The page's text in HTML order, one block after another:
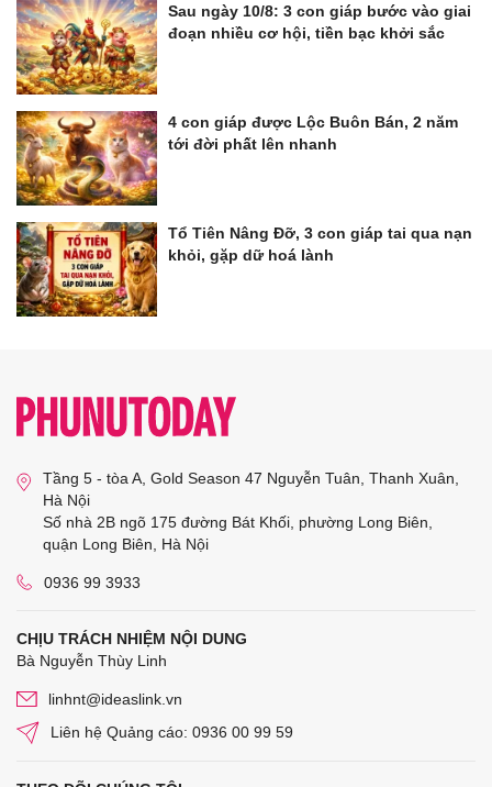
Sau ngày 10/8: 3 con giáp bước vào giai
đoạn nhiều cơ hội, tiền bạc khởi sắc
4 con giáp được Lộc Buôn Bán, 2 năm
tới đời phất lên nhanh
Tổ Tiên Nâng Đỡ, 3 con giáp tai qua nạn
khỏi, gặp dữ hoá lành
Tầng 5 - tòa A, Gold Season 47 Nguyễn Tuân, Thanh Xuân,
Hà Nội
Số nhà 2B ngõ 175 đường Bát Khối, phường Long Biên,
quận Long Biên, Hà Nội
0936 99 3933
CHỊU TRÁCH NHIỆM NỘI DUNG
Bà Nguyễn Thùy Linh
linhnt@ideaslink.vn
Liên hệ Quảng cáo: 0936 00 99 59